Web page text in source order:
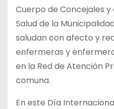
Cuerpo de Concejales
Salud de la
saludan con afecto y
enfermeras y
en la Red de Atención
comuna.
En este Día